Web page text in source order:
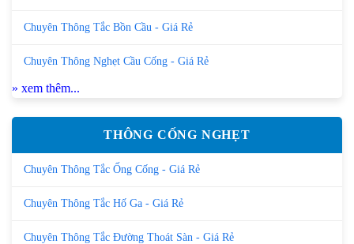
Chuyên Thông Tắc Bồn Cầu - Giá Rẻ
Chuyên Thông Nghẹt Cầu Cống - Giá Rẻ
» xem thêm...
THÔNG CỐNG NGHẸT
Chuyên Thông Tắc Ống Cống - Giá Rẻ
Chuyên Thông Tắc Hố Ga - Giá Rẻ
Chuyên Thông Tắc Đường Thoát Sàn - Giá Rẻ